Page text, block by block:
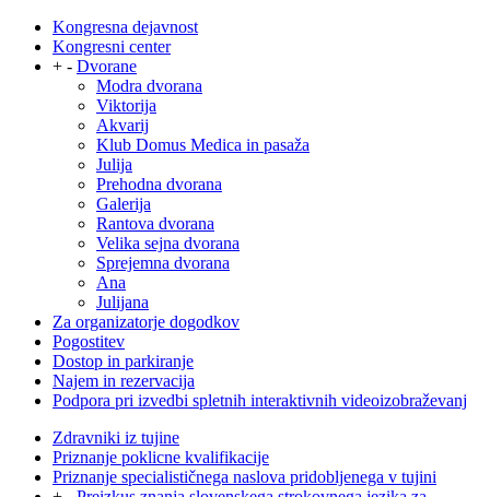
Kongresna dejavnost
Kongresni center
+ - Dvorane
Modra dvorana
Viktorija
Akvarij
Klub Domus Medica in pasaža
Julija
Prehodna dvorana
Galerija
Rantova dvorana
Velika sejna dvorana
Sprejemna dvorana
Ana
Julijana
Za organizatorje dogodkov
Pogostitev
Dostop in parkiranje
Najem in rezervacija
Podpora pri izvedbi spletnih interaktivnih videoizobraževanj
Zdravniki iz tujine
Priznanje poklicne kvalifikacije
Priznanje specialističnega naslova pridobljenega v tujini